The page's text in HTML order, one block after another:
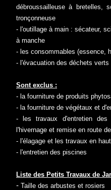
débroussailleuse à bretelles,
tronçonneuse
- l'outillage à main : sécateur,
à manche
- les consommables (essence,
- l'évacuation des déchets verts
Sont exclus :
- la fourniture de produits
- la fourniture de végétaux et
- les travaux d'entretien des
l'hivernage et remise en route
- l'élagage et les travaux en
- l'entretien des piscines
Liste des Petits Travaux de
- Taille des arbustes et rosiers